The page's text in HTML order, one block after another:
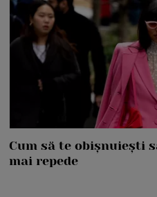
Cum să te obișnuiești
mai repede